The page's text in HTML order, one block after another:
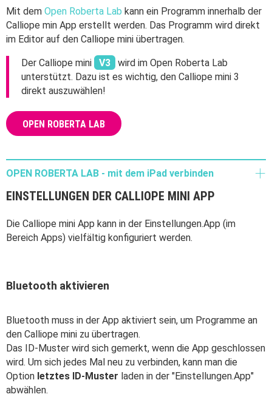
Mit dem Open Roberta Lab kann ein Programm innerhalb der
Calliope min App erstellt werden. Das Programm wird direkt
im Editor auf den Calliope mini übertragen.
Der Calliope mini V3
wird im Open Roberta Lab
unterstützt. Dazu ist es wichtig, den Calliope mini 3
direkt auszuwählen!
OPEN ROBERTA LAB
OPEN ROBERTA LAB - mit dem iPad verbinden
EINSTELLUNGEN DER CALLIOPE MINI APP
Die Calliope mini App kann in der Einstellungen.App (im
Bereich Apps) vielfältig konfiguriert werden.
Bluetooth aktivieren
Bluetooth muss in der App aktiviert sein, um Programme an
den Calliope mini zu übertragen.
Das ID-Muster wird sich gemerkt, wenn die App geschlossen
wird. Um sich jedes Mal neu zu verbinden, kann man die
Option letztes ID-Muster laden in der "Einstellungen.App"
abwählen.